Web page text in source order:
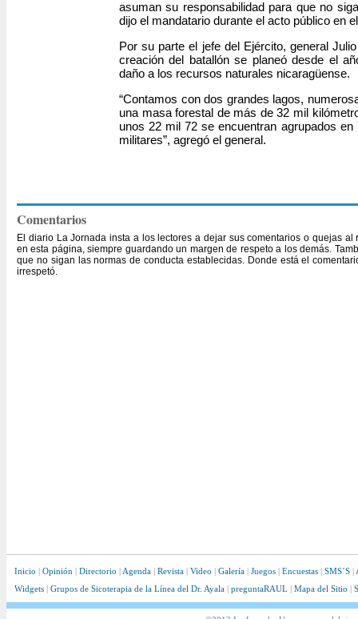
asuman su responsabilidad para que no
dijo el mandatario durante el acto público en
Por su parte el jefe del Ejército, general
creación del batallón se planeó desde el
daño a los recursos naturales nicaragüense.
“Contamos con dos grandes lagos,
una masa forestal de más de 32 mil
unos 22 mil 72 se encuentran agrupados
militares”, agregó el general.
Comentarios
El diario La Jornada insta a los lectores a dejar sus comentarios o quejas
en esta página, siempre guardando un margen de respeto a los demás.
que no sigan las normas de conducta establecidas. Donde está el
irrespetó.
Inicio | Opinión | Directorio | Agenda | Revista | Video | Galería | Juegos | Encuestas | SMS´S |
Widgets | Grupos de Sicoterapia de la Línea del Dr. Ayala | preguntaRAUL | Mapa del Sitio |